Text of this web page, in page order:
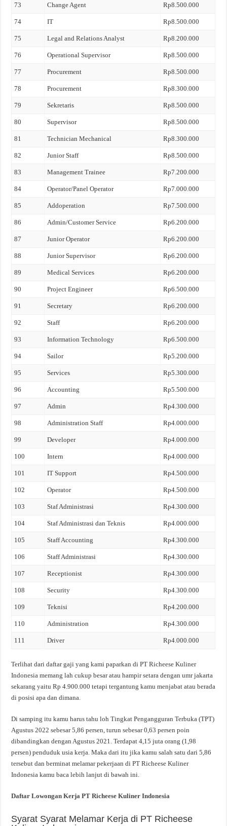
73 Change Agent Rp8.500.000
74 IT Rp8.500.000
75 Legal and Relations Analyst Rp8.200.000
76 Operational Supervisor Rp8.500.000
77 Procurement Rp8.500.000
78 Procurement Rp8.300.000
79 Sekretaris Rp8.500.000
80 Supervisor Rp8.500.000
81 Technician Mechanical Rp8.300.000
82 Junior Staff Rp8.500.000
83 Management Trainee Rp7.200.000
84 Operator/Panel Operator Rp7.000.000
85 Addoperation Rp7.500.000
86 Admin/Customer Service Rp6.200.000
87 Junior Operator Rp6.200.000
88 Junior Supervisor Rp6.200.000
89 Medical Services Rp6.200.000
90 Project Engineer Rp6.500.000
91 Secretary Rp6.200.000
92 Staff Rp6.200.000
93 Information Technology Rp6.500.000
94 Sailor Rp5.200.000
95 Services Rp5.300.000
96 Accounting Rp5.500.000
97 Admin Rp4.300.000
98 Administration Staff Rp4.000.000
99 Developer Rp4.000.000
100 Intern Rp4.000.000
101 IT Support Rp4.500.000
102 Operator Rp4.500.000
103 Staf Administrasi Rp4.300.000
104 Staf Administrasi dan Teknis Rp4.000.000
105 Staff Accounting Rp4.300.000
106 Staff Administrasi Rp4.300.000
107 Receptionist Rp4.300.000
108 Security Rp4.300.000
109 Teknisi Rp4.200.000
110 Administration Rp4.300.000
111 Driver Rp4.000.000
Terlihat dari daftar gaji yang kami paparkan di PT Richeese Kuliner
Indonesia memang lah cukup besar atau hampir setara dengan umr jakarta
sekarang yaitu Rp 4.900.000 tetapi tergantung kamu menjabat atau berada
di posisi apa dan dimana.
Di samping itu kamu harus tahu loh Tingkat Pengangguran Terbuka (TPT)
Agustus 2022 sebesar 5,86 persen, turun sebesar 0,63 persen poin
dibandingkan dengan Agustus 2021. Terdapat 4,15 juta orang (1,98
persen) penduduk usia kerja. Maka dari itu jika kamu salah satu dari 5,86
tersebut dan berminat melamar pekerjaan di PT Richeese Kuliner
Indonesia kamu baca lebih lanjut di bawah ini.
Daftar Lowongan Kerja PT Richeese Kuliner Indonesia
Syarat Syarat Melamar Kerja di PT Richeese